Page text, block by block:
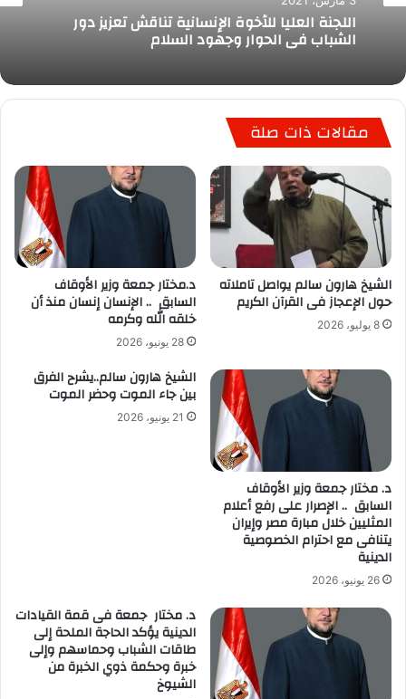
اللجنة العليا للأخوة الإنسانية تناقش تعزيز دور
الشباب في الحوار وجهود السلام
مقالات ذات صلة
الشيخ هارون سالم يواصل تاملاته
حول الإعجاز فى القرآن الكريم
8 يوليو، 2026
د.مختار جمعة وزير الأوقاف
السابق .. الإنسان إنسان منذ أن
خلقه الله وكرمه
28 يونيو، 2026
د. مختار جمعة وزير الأوقاف
السابق .. الإصرار على رفع أعلام
المثليين خلال مبارة مصر وإيران
يتنافى مع احترام الخصوصية
الدينية
26 يونيو، 2026
الشيخ هارون سالم..يشرح الفرق
بين جاء الموت وحضر الموت
21 يونيو، 2026
د. مختار جمعة فى قمة القيادات
الدينية يؤكد الحاجة الملحة إلى
طاقات الشباب وحماسهم وإلى
خبرة وحكمة ذوي الخبرة من
الشيوخ